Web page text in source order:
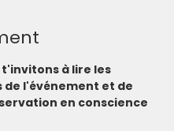
t'invitons à lire les
de l'événement et de
en conscience